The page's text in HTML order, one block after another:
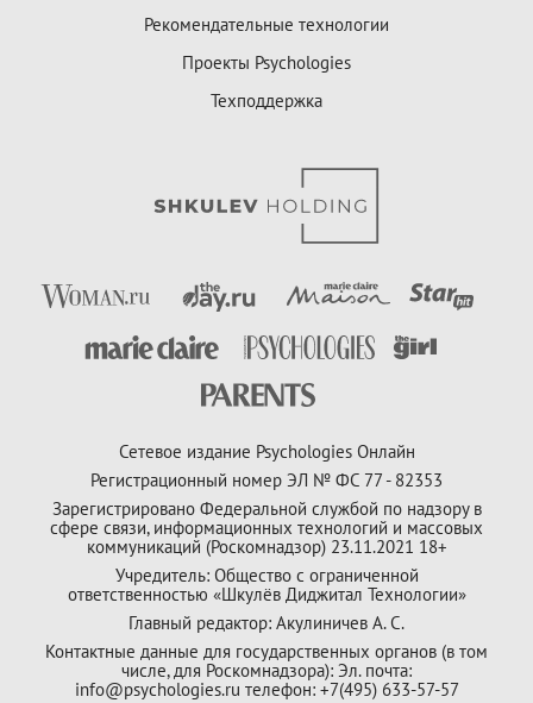
Рекомендательные технологии
Проекты Psychologies
Техподдержка
Сетевое издание Psychologies Онлайн
Регистрационный номер ЭЛ № ФС 77 - 82353
Зарегистрировано Федеральной службой по надзору в
сфере связи, информационных технологий и массовых
коммуникаций (Роскомнадзор) 23.11.2021 18+
Учредитель: Общество с ограниченной
ответственностью «Шкулёв Диджитал Технологии»
Главный редактор: Акулиничев А. С.
Контактные данные для государственных органов (в том
числе, для Роскомнадзора): Эл. почта:
info@psychologies.ru телефон: +7(495) 633-57-57